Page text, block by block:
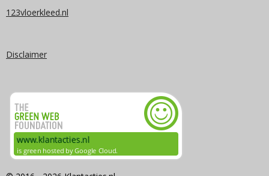
N
E
123vloerkleed.nl
Disclaimer